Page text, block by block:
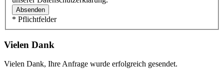
Absenden
* Pflichtfelder
Vielen Dank
Vielen Dank, Ihre Anfrage wurde erfolgreich gesendet.